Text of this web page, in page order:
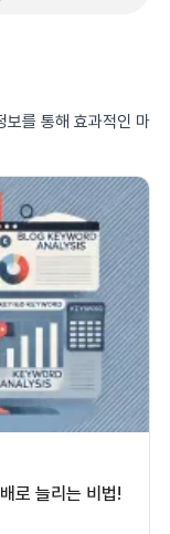
보를 통해 효과적인 마
로 늘리는 비법!